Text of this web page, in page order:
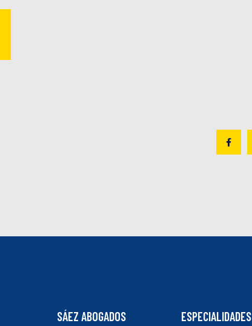
SÁEZ ABOGADOS ESPECIALIDADES